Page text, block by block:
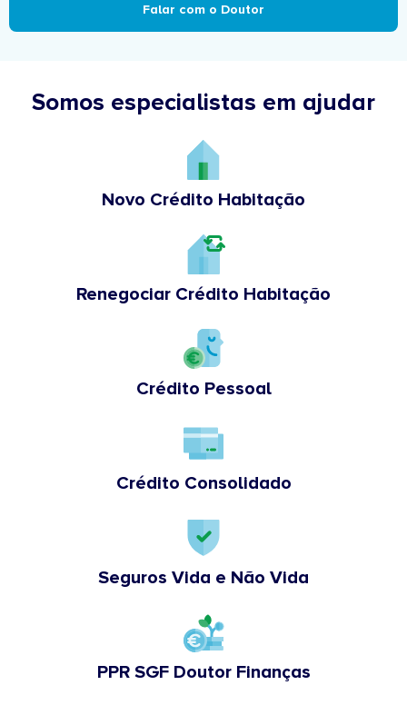
Falar com o Doutor
Somos especialistas em ajudar
Novo Crédito Habitação
Renegociar Crédito Habitação
Crédito Pessoal
Crédito Consolidado
Seguros Vida e Não Vida
PPR SGF Doutor Finanças